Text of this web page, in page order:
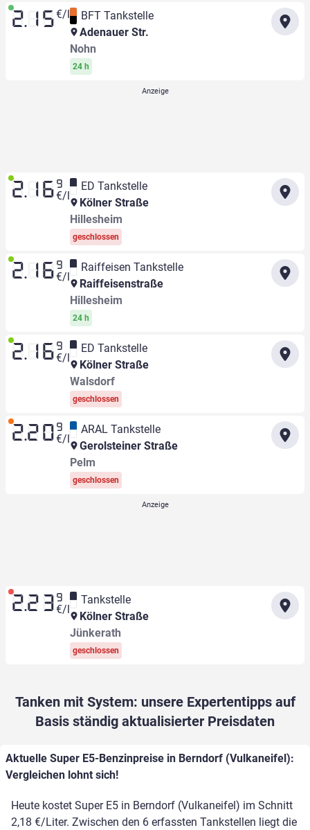
2.15€/l
BFT Tankstelle
Adenauer Str.
Nohn
24 h
2.16 9
€/l
ED Tankstelle
Kölner Straße
Hillesheim
geschlossen
2.16 9
€/l
Raiffeisen Tankstelle
Raiffeisenstraße
Hillesheim
24 h
2.16 9
€/l
ED Tankstelle
Kölner Straße
Walsdorf
geschlossen
2.20 9
€/l
ARAL Tankstelle
Gerolsteiner Straße
Pelm
geschlossen
2.23 9
€/l
Tankstelle
Kölner Straße
Jünkerath
geschlossen
Tanken mit System: unsere Expertentipps auf
Basis ständig aktualisierter Preisdaten
Aktuelle Super E5-Benzinpreise in Berndorf (Vulkaneifel):
Vergleichen lohnt sich!
Heute kostet Super E5 in Berndorf (Vulkaneifel) im Schnitt
2,18 €/Liter. Zwischen den 6 erfassten Tankstellen liegt die